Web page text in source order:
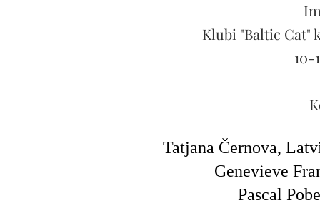
Klubi "Baltic Cat"
10-
Tatjana Černova,
Genevieve
Pascal